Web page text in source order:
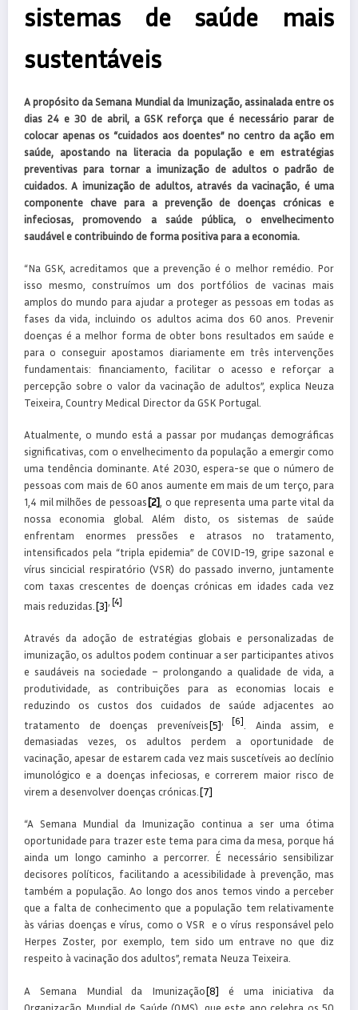
sistemas de saúde mais
sustentáveis
A propósito da Semana Mundial da Imunização, assinalada entre os
dias 24 e 30 de abril, a GSK reforça que é necessário parar de
colocar apenas os “cuidados aos doentes” no centro da ação em
saúde, apostando na literacia da população e em estratégias
preventivas para tornar a imunização de adultos o padrão de
cuidados. A imunização de adultos, através da vacinação, é uma
componente chave para a prevenção de doenças crónicas e
infeciosas, promovendo a saúde pública, o envelhecimento
saudável e contribuindo de forma positiva para a economia.
“Na GSK, acreditamos que a prevenção é o melhor remédio. Por
isso mesmo, construímos um dos portfólios de vacinas mais
amplos do mundo para ajudar a proteger as pessoas em todas as
fases da vida, incluindo os adultos acima dos 60 anos. Prevenir
doenças é a melhor forma de obter bons resultados em saúde e
para o conseguir apostamos diariamente em três intervenções
fundamentais: financiamento, facilitar o acesso e reforçar a
percepção sobre o valor da vacinação de adultos”, explica Neuza
Teixeira, Country Medical Director da GSK Portugal.
Atualmente, o mundo está a passar por mudanças demográficas
significativas, com o envelhecimento da população a emergir como
uma tendência dominante. Até 2030, espera-se que o número de
pessoas com mais de 60 anos aumente em mais de um terço, para
1,4 mil milhões de pessoas[2], o que representa uma parte vital da
nossa economia global. Além disto, os sistemas de saúde
enfrentam enormes pressões e atrasos no tratamento,
intensificados pela “tripla epidemia” de COVID-19, gripe sazonal e
vírus sincicial respiratório (VSR) do passado inverno, juntamente
com taxas crescentes de doenças crónicas em idades cada vez
mais reduzidas. [3], [4]
Através da adoção de estratégias globais e personalizadas de
imunização, os adultos podem continuar a ser participantes ativos
e saudáveis ​​na sociedade – prolongando a qualidade de vida, a
produtividade, as contribuições para as economias locais e
reduzindo os custos dos cuidados de saúde adjacentes ao
tratamento de doenças preveníveis[5] [6]
. Ainda assim, e
demasiadas vezes, os adultos perdem a oportunidade de
vacinação, apesar de estarem cada vez mais suscetíveis ao declínio
imunológico e a doenças infeciosas, e correrem maior risco de
virem a desenvolver doenças crónicas.[7]
“A Semana Mundial da Imunização continua a ser uma ótima
oportunidade para trazer este tema para cima da mesa, porque há
ainda um longo caminho a percorrer. É necessário sensibilizar
decisores políticos, facilitando a acessibilidade à prevenção, mas
também a população. Ao longo dos anos temos vindo a perceber
que a falta de conhecimento que a população tem relativamente
às várias doenças e vírus, como o VSR e o vírus responsável pelo
Herpes Zoster, por exemplo, tem sido um entrave no que diz
respeito à vacinação dos adultos”, remata Neuza Teixeira.
A Semana Mundial da Imunização[8] é uma iniciativa da
Organização Mundial de Saúde (OMS), que este ano celebra os 50